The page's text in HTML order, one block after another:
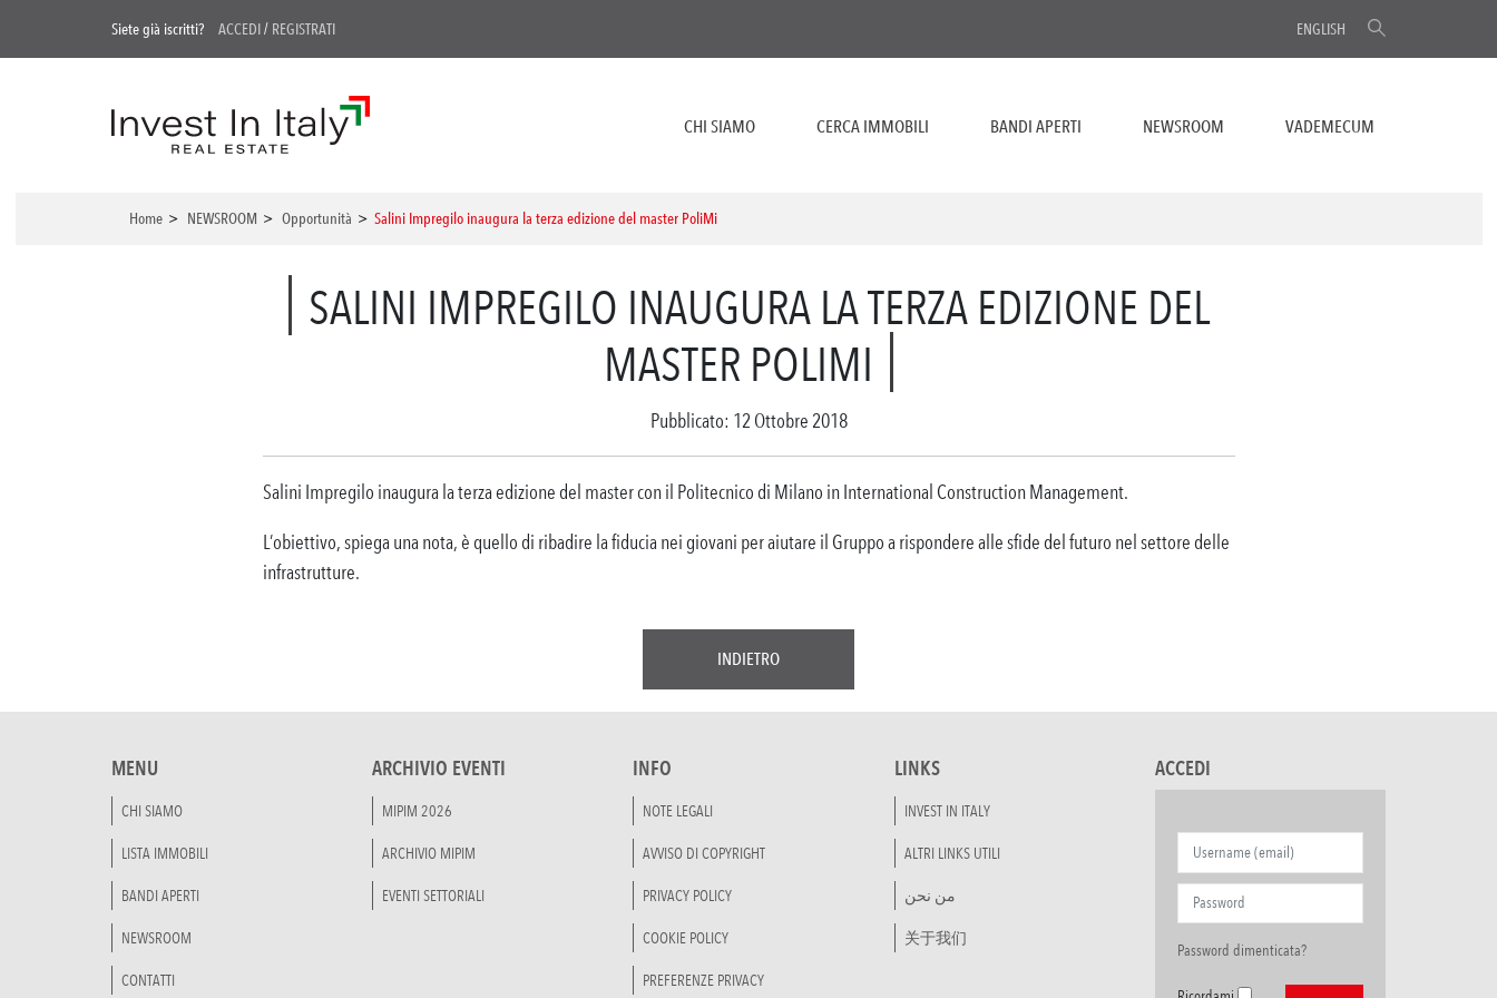
Siete già iscritti? ACCEDI/ REGISTRATI ENGLISH
CHI SIAMO CERCA IMMOBILI BANDI APERTI NEWSROOM VADEMECUM
Home > NEWSROOM > Opportunità > Salini Impregilo inaugura la terza edizione del master PoliMi
SALINI IMPREGILO INAUGURA LA TERZA EDIZIONE DEL
MASTER POLIMI
Pubblicato: 12 Ottobre 2018
Salini Impregilo inaugura la terza edizione del master con il Politecnico di Milano in International Construction Management.
L’obiettivo, spiega una nota, è quello di ribadire la fiducia nei giovani per aiutare il Gruppo a rispondere alle sfide del futuro nel settore delle
infrastrutture.
INDIETRO
MENU
CHI SIAMO
LISTA IMMOBILI
BANDI APERTI
NEWSROOM
CONTATTI
ARCHIVIO EVENTI
MIPIM 2026
ARCHIVIO MIPIM
EVENTI SETTORIALI
INFO
NOTE LEGALI
AVVISO DI COPYRIGHT
PRIVACY POLICY
COOKIE POLICY
PREFERENZE PRIVACY
LINKS
INVEST IN ITALY
ALTRI LINKS UTILI
من نحن
关于我们
ACCEDI
Password dimenticata?